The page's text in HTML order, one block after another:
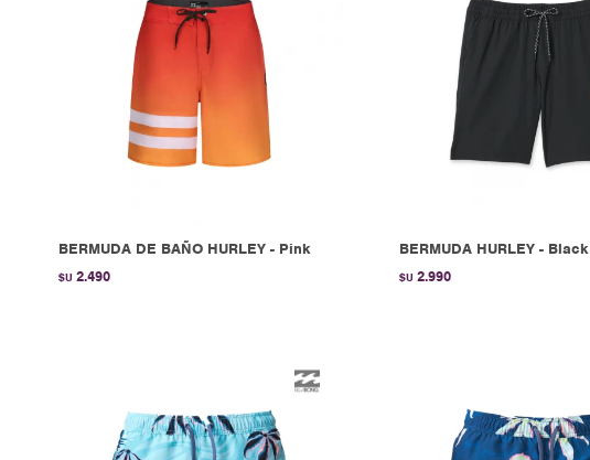
BERMUDA DE BAÑO HURLEY - Pink
$U 2.490
BERMUDA HURLEY - Black
$U 2.990